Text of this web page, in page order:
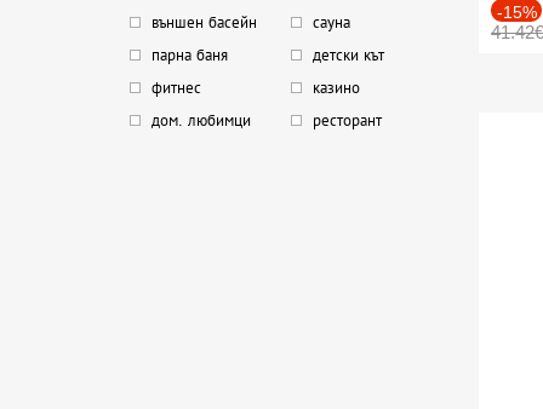
външен басейн
сауна
парна баня
детски кът
фитнес
казино
дом. любимци
ресторант
-15%
41.42€